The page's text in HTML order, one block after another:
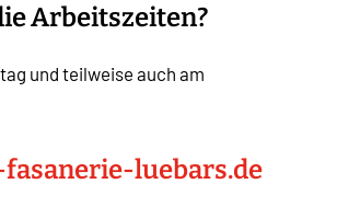
Arbeitszeiten?
und teilweise auch am
luebars.de